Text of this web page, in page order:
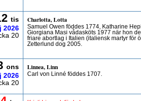
tis
2026
20
Charlotta, Lotta
Samuel Owen föddes 1774, Katharine
Giorgiana Masi vådasköts 1977 när hon
friare abortlag i Italien (italiensk martyr för
Zetterlund dog 2005.
ons
2026
20
Linnea, Linn
Carl von Linné föddes 1707.